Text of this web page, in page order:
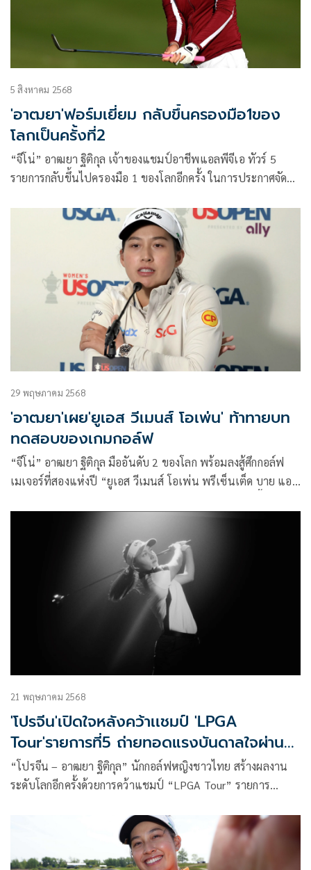
5 สิงหาคม 2568
'อาฒยา'ฟอร์มเยี่ยม กลับขึ้นครองมือ1ของ
โลกเป็นครั้งที่2
“จีโน่” อาฒยา ฐิติกุล เจ้าของแชมป์อาชีพแอลพีจีเอ ทัวร์ 5
รายการกลับขึ้นไปครองมือ 1 ของโลกอีกครั้ง ในการประกาศจัด
จันทร์ที่ 4 สิงหาคม 2568 หลังจบอันดับ 30 ร่วม รายการ เอไอจี วี
เมนส์ โอเพ่น เมเจอร์สุดท้ายของปี ที่เวลส์ เมื่อวันอาทิตย์ที่ 3
สิงหาคม นับเป็นครั้งที่สองในอาชีพแซงหน้า เนลลี คอร์ดา โปร
สาวชาวอเมริกันที่ครองมาตั้งแต่วันที่ 25 มีนาคมปี 2024
29 พฤษภาคม 2568
'อาฒยา'เผย'ยูเอส วีเมนส์ โอเพ่น' ท้าทายบท
ทดสอบของเกมกอล์ฟ
“จีโน่” อาฒยา ฐิติกุล มืออันดับ 2 ของโลก พร้อมลงสู้ศึกกอล์ฟ
เมเจอร์ที่สองแห่งปี “ยูเอส วีเมนส์ โอเพ่น พรีเซ็นเต็ด บาย แอล
21 พฤษภาคม 2568
'โปรจีน'เปิดใจหลังคว้าเเชมป์ 'LPGA
Tour'รายการที่5 ถ่ายทอดแรงบันดาลใจผ่าน
โฆษณาออนไลน์
“โปรจีน – อาฒยา ฐิติกุล” นักกอล์ฟหญิงชาวไทย สร้างผลงาน
ระดับโลกอีกครั้งด้วยการคว้าแชมป์ “LPGA Tour” รายการ
ในชีวิต ต่อจาก “JTBC Classic presented by Barbasol” และ
“Walmart NW Arkansas Championship presented by P&G”
ในปี 2022 และ “Dow Championship” กับ “CME Group Tour